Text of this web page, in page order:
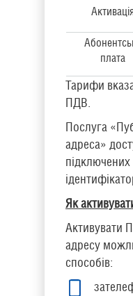
Активація
плата
Тарифи
ПДВ.
Послуга
адреса»
Як
Активувати
адресу
способів: